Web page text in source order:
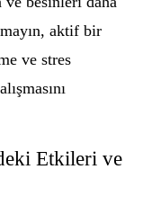
aktif bir
ve stres
Etkileri ve